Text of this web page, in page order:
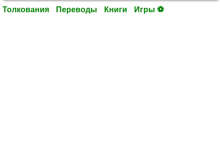
Толкования Переводы Книги Игры ⚽